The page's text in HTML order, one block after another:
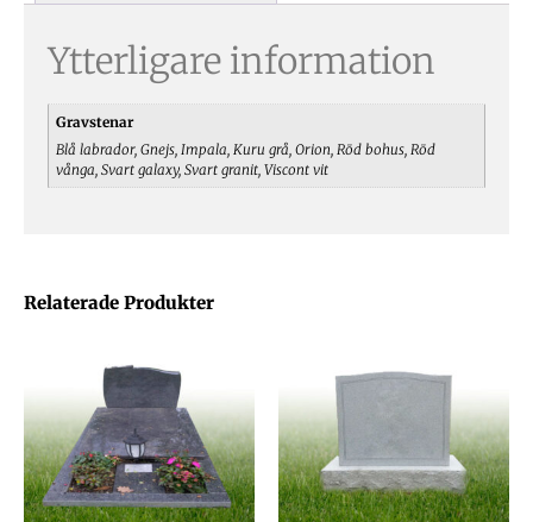
Relaterade Produkter
Ytterligare information
Gravstenar
Blå labrador, Gnejs, Impala, Kuru grå, Orion, Röd bohus, Röd
vånga, Svart galaxy, Svart granit, Viscont vit